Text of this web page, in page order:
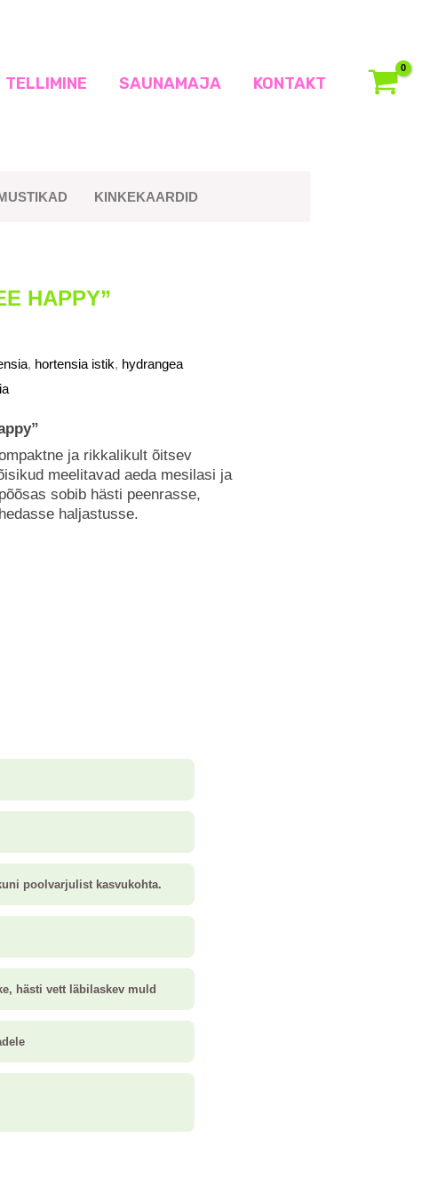
TELLIMINE SAUNAMAJA KONTAKT
KINKEKAARDID
HAPPY”
, hortensia istik, hydrangea
ja rikkalikult õitsev
meelitavad aeda mesilasi ja
sobib hästi peenrasse,
haljastusse.
poolvarjulist kasvukohta.
hästi vett läbilaskev muld